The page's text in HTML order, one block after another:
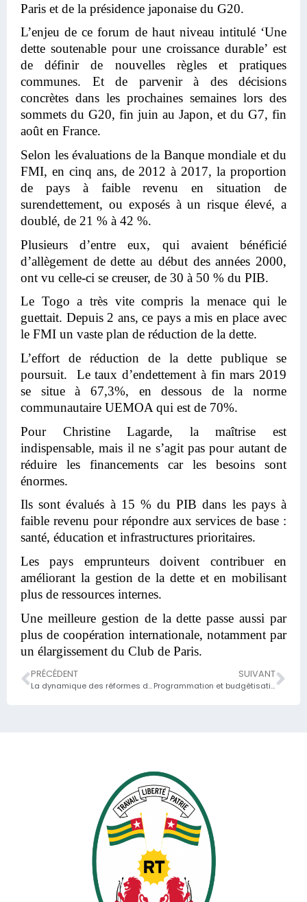
Paris et de la présidence japonaise du G20.
L’enjeu de ce forum de haut niveau intitulé ‘Une
dette soutenable pour une croissance durable’ est
de définir de nouvelles règles et pratiques
communes. Et de parvenir à des décisions
concrètes dans les prochaines semaines lors des
sommets du G20, fin juin au Japon, et du G7, fin
août en France.
Selon les évaluations de la Banque mondiale et du
FMI, en cinq ans, de 2012 à 2017, la proportion
de pays à faible revenu en situation de
surendettement, ou exposés à un risque élevé, a
doublé, de 21 % à 42 %.
Plusieurs d’entre eux, qui avaient bénéficié
d’allègement de dette au début des années 2000,
ont vu celle-ci se creuser, de 30 à 50 % du PIB.
Le Togo a très vite compris la menace qui le
guettait. Depuis 2 ans, ce pays a mis en place avec
le FMI un vaste plan de réduction de la dette.
L’effort de réduction de la dette publique se
poursuit. Le taux d’endettement à fin mars 2019
se situe à 67,3%, en dessous de la norme
communautaire UEMOA qui est de 70%.
Pour Christine Lagarde, la maîtrise est
indispensable, mais il ne s’agit pas pour autant de
réduire les financements car les besoins sont
énormes.
Ils sont évalués à 15 % du PIB dans les pays à
faible revenu pour répondre aux services de base :
santé, éducation et infrastructures prioritaires.
Les pays emprunteurs doivent contribuer en
améliorant la gestion de la dette et en mobilisant
plus de ressources internes.
Une meilleure gestion de la dette passe aussi par
plus de coopération internationale, notamment par
un élargissement du Club de Paris.
PRÉCÉDENT
La dynamique des réformes doit se poursuivre
SUIVANT
Programmation et budgétisation des investissements : la méthode AE et CP